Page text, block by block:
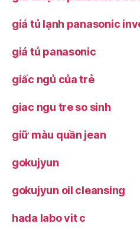
giá tủ lạnh panasonic
giá tủ panasonic
giấc ngủ của trẻ
giac ngu tre so sinh
giữ màu quần jean
gokujyun
gokujyun oil cleansing
hada labo vit c